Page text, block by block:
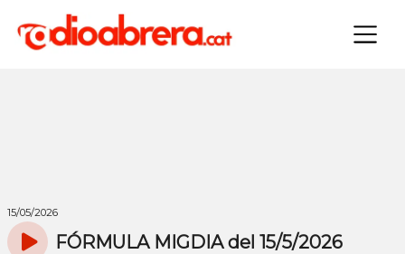
×
15/05/2026
FÓRMULA MIGDIA del 15/5/2026